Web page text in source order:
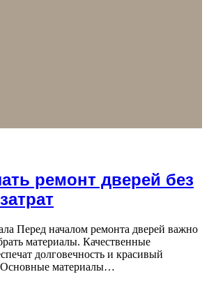
ремонт дверей без
Перед началом ремонта дверей важно
материалы. Качественные
долговечность и красивый
материалы…